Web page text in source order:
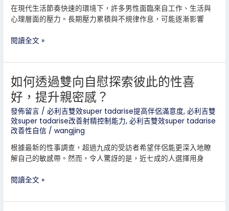
麼
能
時
個
難
題？
在現代生活節奏快速的環境下，許多男性面臨來自工作、生活與
心理層面的壓力。長期壓力累積與不規律作息，可能逐漸影響
間
太
必
吉
雙
效
Super
Tadarise
真
的
一
次
決
閱讀全文 »
如何透過雙向自慰探索彼此的性喜
好，提升親密感？
發佈留言 /必利吉雙效super tadarise提高伴侶滿意度,必利吉雙
效super tadarise改善射精控制能力,必利吉雙效super tadarise
改善性自信 /wangjing
根據最新的性事調查，超過九成的受訪者希望伴侶能更深入地瞭
解自己的敏感帶。然而，令人驚訝的是，近七成的人選擇用身
如
何
透
過
雙
向
自
慰
探
索
彼
閱讀全文 »